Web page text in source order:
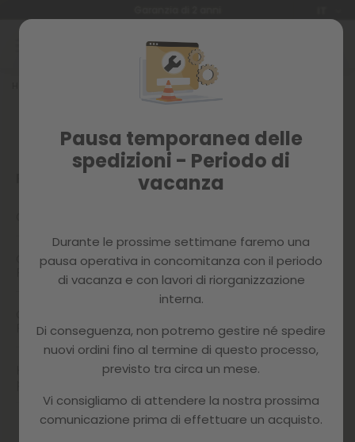
Pausa temporanea delle
spedizioni - Periodo di
vacanza
Durante le prossime settimane faremo una
pausa operativa in concomitanza con il periodo
di vacanza e con lavori di riorganizzazione
interna.
Di conseguenza, non potremo gestire né spedire
nuovi ordini fino al termine di questo processo,
previsto tra circa un mese.
Vi consigliamo di attendere la nostra prossima
comunicazione prima di effettuare un acquisto.
Salta
FAQs
Come posso pagare con PayPal Pagamento a
Rate?
Pagamento a Rate?
Ho ricevuto un messaggio di errore durante il
Vedi tutto